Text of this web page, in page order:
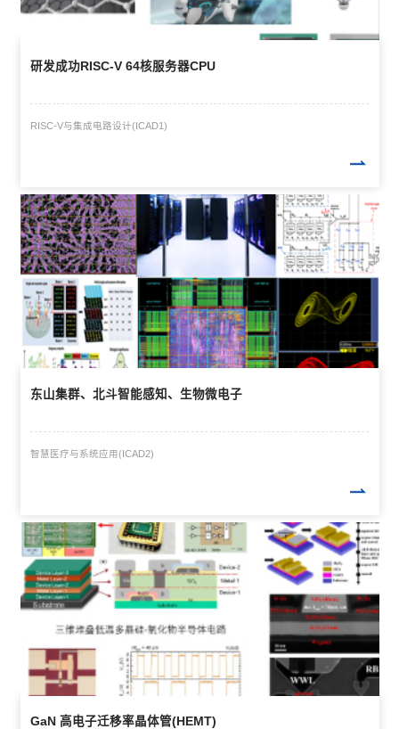
研发成功RISC-V 64核服务器CPU
RISC-V与集成电路设计(ICAD1)
东山集群、北斗智能感知、生物微电子
智慧医疗与系统应用(ICAD2)
GaN 高电子迁移率晶体管(HEMT)